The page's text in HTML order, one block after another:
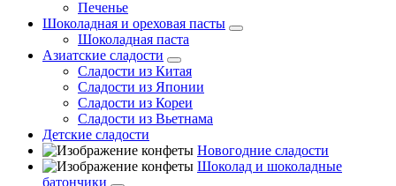
Печенье
Шоколадная и ореховая пасты
Шоколадная паста
Азиатские сладости
Сладости из Китая
Сладости из Японии
Сладости из Кореи
Сладости из Вьетнама
Детские сладости
Новогодние сладости
Шоколад и шоколадные
батончики